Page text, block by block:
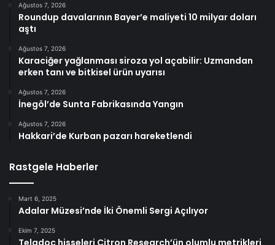
Ağustos 7, 2026
Roundup davalarının Bayer’e maliyeti 10 milyar doları
aştı
Ağustos 7, 2026
Karaciğer yağlanması siroza yol açabilir: Uzmandan
erken tanı ve bitkisel ürün uyarısı
Ağustos 7, 2026
İnegöl’de Sunta Fabrikasında Yangın
Ağustos 7, 2026
Hakkari’de Kurban pazarı hareketlendi
Rastgele Haberler
Mart 6, 2025
Adalar Müzesi’nde İki Önemli Sergi Açılıyor
Ekim 7, 2025
Teladoc hisseleri Citron Research’ün olumlu metrikleri